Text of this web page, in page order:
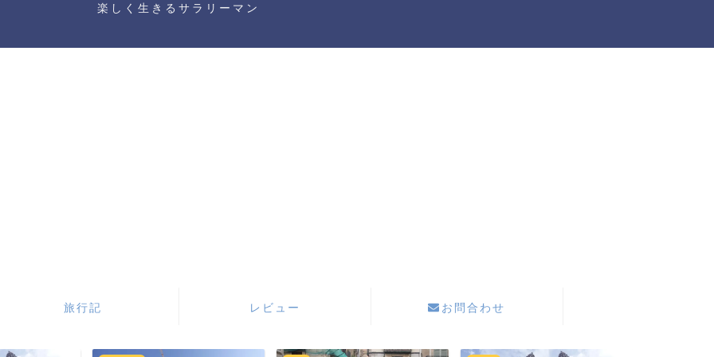
楽しく生きるサラリーマン
旅行記 レビュー お問合わせ